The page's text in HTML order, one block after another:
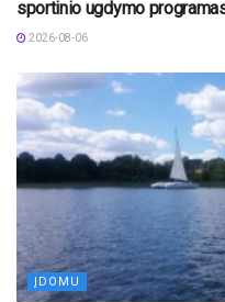
sportinio ugdymo
2026-08-06
ĮDOMU